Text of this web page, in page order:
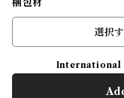
梱包材
選択
International